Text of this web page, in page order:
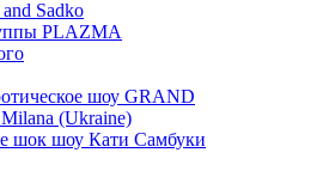
Sadko
PLAZMA
шоу GRAND
(Ukraine)
шок шоу Кати Самбуки